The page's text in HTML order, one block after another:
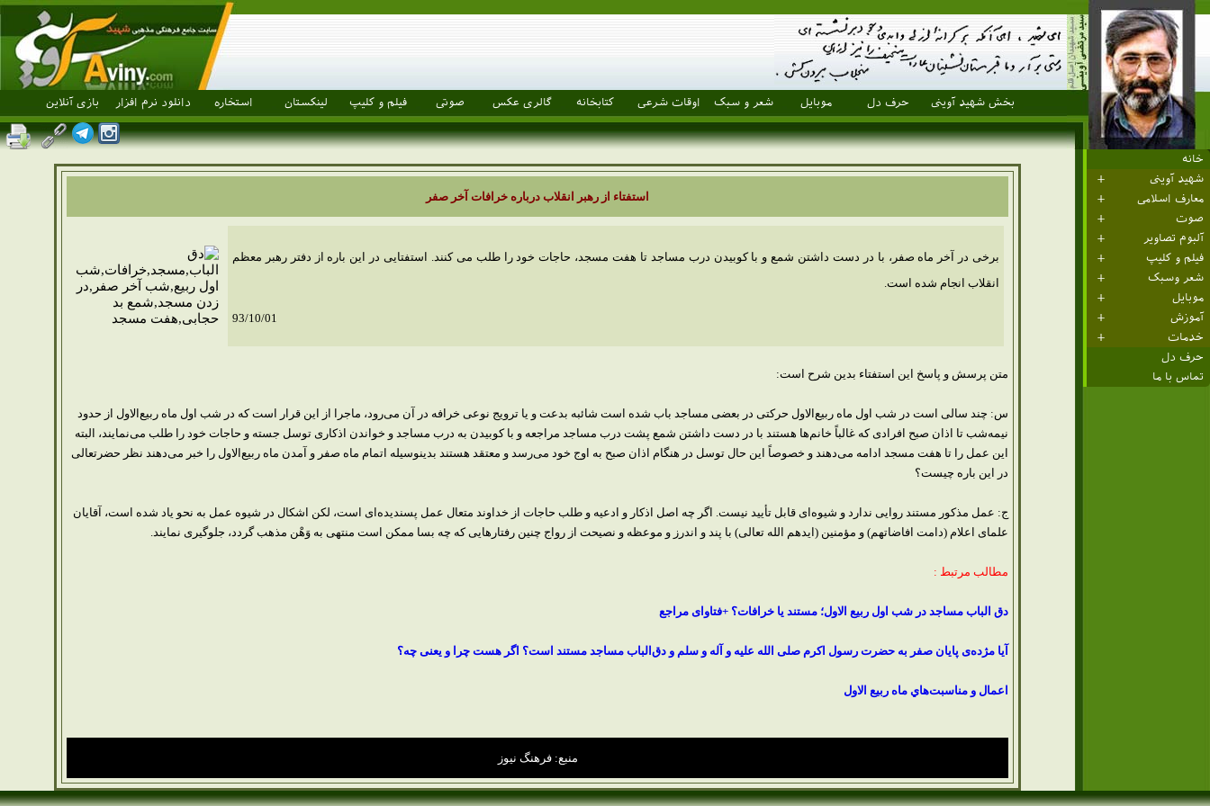
بخش شهید آوینی حرف دل موبایل شعر و سبک اوقات شرعی کتابخانه گالری عکس صوتی فیلم و کلیپ لینکستان استخاره دانلود نرم افزار بازی آنلاین
خانه
شهید آوینی
معارف اسلامی
صوت
آلبوم تصاویر
فیلم و کلیپ
شعر وسبک
موبایل
آموزش
خدمات
حرف دل
تماس با ما
استفتاء از رهبر انقلاب درباره خرافات آخر صفر
برخی در آخر ماه صفر، با در دست داشتن شمع و با کوبیدن درب مساجد تا هفت مسجد، حاجات خود را طلب می کنند. استفتایی در این باره از دفتر رهبر معظم
انقلاب انجام شده است.
93/10/01
متن پرسش و پاسخ این استفتاء بدین شرح است:
س: چند سالى است در شب اول ماه ربيع‌الاول حركتى در بعضى مساجد باب شده است شائبه بدعت و يا ترويج نوعى خرافه در آن مى‌رود، ماجرا از اين قرار است كه در شب اول ماه ربيع‌الاول از حدود
نيمه‌شب تا اذان صبح افرادى كه غالباً خانم‌ها هستند با در دست داشتن شمع پشت درب مساجد مراجعه و با كوبيدن به درب مساجد و خواندن اذكارى توسل جسته و حاجات خود را طلب مى‌نمايند، البته
اين عمل را تا هفت مسجد ادامه مى‌دهند و خصوصاً اين حال توسل در هنگام اذان صبح به اوج خود مى‌رسد و معتقد هستند بدينوسيله اتمام ماه صفر و آمدن ماه ربيع‌الاول را خبر مى‌دهند نظر حضرتعالى
در اين باره چيست؟
ج: عمل مذكور مستند روايى ندارد و شيوه‌اى قابل تأييد نيست. اگر چه اصل اذكار و ادعيه و طلب حاجات از خداوند متعال عمل پسنديده‌اى است، لكن اشكال در شيوه عمل به نحو ياد شده است، آقايان
علماى اعلام (دامت افاضاتهم) و مؤمنين (ايدهم الله تعالى) با پند و اندرز و موعظه و نصيحت از رواج چنين رفتارهايى كه چه بسا ممكن است منتهى به وَهْن مذهب گردد، جلوگيرى نمايند.
مطالب مرتبط :
دق الباب مساجد در شب اول ربیع الاول؛ مستند یا خرافات؟ +فتاوای مراجع
آیا مژده‌ی پایان صفر به حضرت رسول اکرم صلی الله علیه و آله و سلم و دق‌الباب مساجد مستند است؟ اگر هست چرا و یعنی چه؟
اعمال و مناسبت‌هاي ماه ربيع ‎الاول
منبع: فرهنگ نیوز